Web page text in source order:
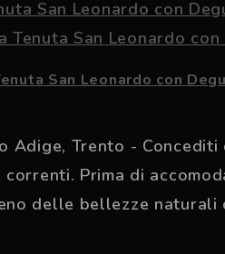
San Leonardo con
Adige, Trento -
Prima di
delle bellezze naturali